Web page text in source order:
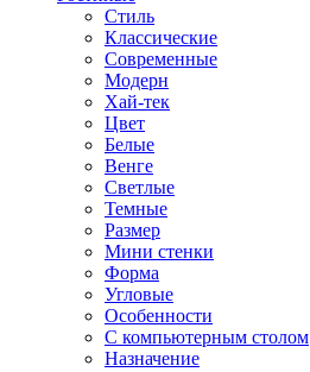
Стиль
Классические
Современные
Модерн
Хай-тек
Цвет
Белые
Венге
Светлые
Темные
Размер
Мини стенки
Форма
Угловые
Особенности
С компьютерным столом
Назначение